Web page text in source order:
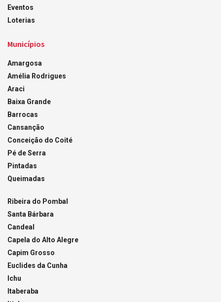
Eventos
Loterias
Municípios
Amargosa
Amélia Rodrigues
Araci
Baixa Grande
Barrocas
Cansanção
Conceição do Coité
Pé de Serra
Pintadas
Queimadas
Ribeira do Pombal
Santa Bárbara
Candeal
Capela do Alto Alegre
Capim Grosso
Euclides da Cunha
Ichu
Itaberaba